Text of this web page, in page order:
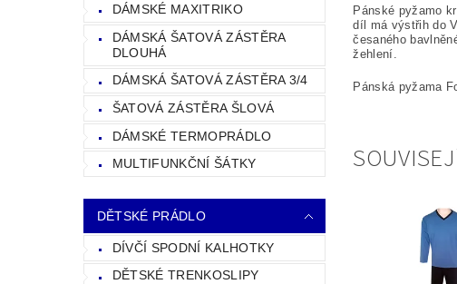
DÁMSKÉ MAXITRIKO
DÁMSKÁ ŠATOVÁ ZÁSTĚRA
DLOUHÁ
DÁMSKÁ ŠATOVÁ ZÁSTĚRA 3/4
ŠATOVÁ ZÁSTĚRA ŠLOVÁ
DÁMSKÉ TERMOPRÁDLO
MULTIFUNKČNÍ ŠÁTKY
DĚTSKÉ PRÁDLO
DÍVČÍ SPODNÍ KALHOTKY
DĚTSKÉ TRENKOSLIPY
Pánské pyžamo
díl má výstřih do
česaného
žehlení.
Pánská pyžama